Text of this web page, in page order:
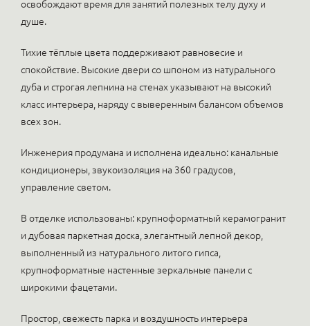
освобождают время для занятий полезных телу духу и
душе.
Тихие тёплые цвета поддерживают равновесие и
спокойствие. Высокие двери со шпоном из натурального
дуба и строгая лепнина на стенах указывают на высокий
класс интерьера, наряду с выверенным балансом объемов
всех зон.
Инженерия продумана и исполнена идеально: канальные
кондиционеры, звукоизоляция на 360 градусов,
управление светом.
В отделке использованы: крупноформатный керамогранит
и дубовая паркетная доска, элегантный лепной декор,
выполненный из натурального литого гипса,
крупноформатные настенные зеркальные панели с
широкими фацетами.
Простор, свежесть парка и воздушность интерьера